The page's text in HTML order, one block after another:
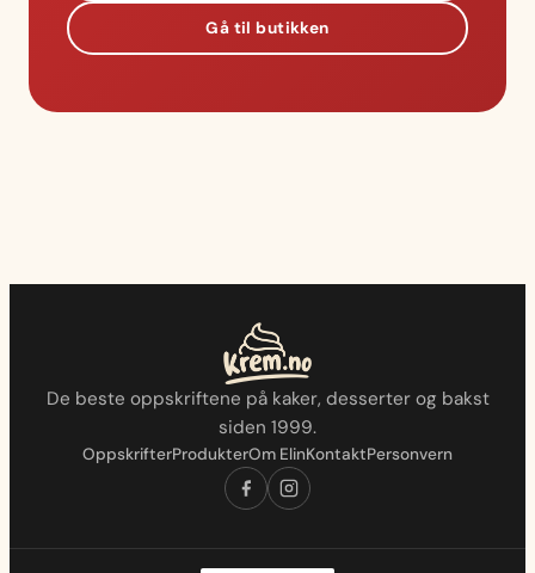
Gå til butikken
De beste oppskriftene på kaker, desserter og bakst
siden 1999.
OppskrifterProdukterOm ElinKontaktPersonvern